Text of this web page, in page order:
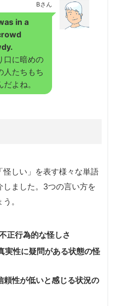
Bさん
in a
口に暗めの
人たちもち
よね。
しい」を表す様々な単語
しました。3つの言い方を
。
正行為的な怪しさ
実性に疑問がある状態の怪
性が低いと感じる状況の